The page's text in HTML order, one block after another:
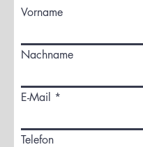
Vorname
Nachname
E-Mail
Telefon